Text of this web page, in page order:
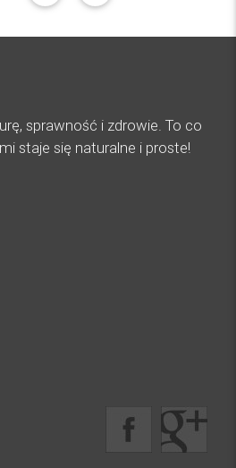
sprawność i zdrowie. To co
staje się naturalne i proste!